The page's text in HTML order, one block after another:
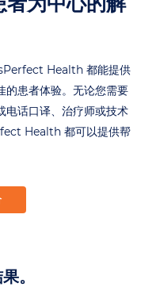
Health 都能提供
的患者体验。无论您需要
电话口译、治疗师或技术
Health 都可以提供帮
。